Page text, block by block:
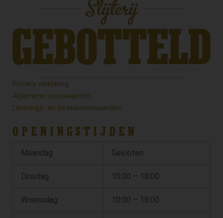
Privacy verklaring
Algemene voorwaarden
Leverings- en betaalvoorwaarden
OPENINGSTIJDEN
Maandag Gesloten
Dinsdag 10:00 – 18:00
Woensdag 10:00 – 18:00